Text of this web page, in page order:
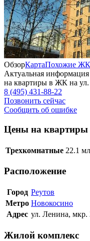
ОбзорКартаПохожие ЖК
Актуальная
на квартиры в ЖК на
8 (495) 431-88-22
Позвонить сейчас
Сообщить об ошибке
Цены на квартиры
Трехкомнатные 22.1
Расположение
Город Реутов
Метро Новокосино
Адрес ул. Ленина, мкр.
Жилой комплекс